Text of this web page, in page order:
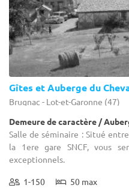
Gîtes et Auberge du
Brugnac - Lot-et-Garonne (47)
Demeure de caractère /
Salle de séminaire : Situé
la 1ere gare SNCF, vous
exceptionnels.
1-150 50 max